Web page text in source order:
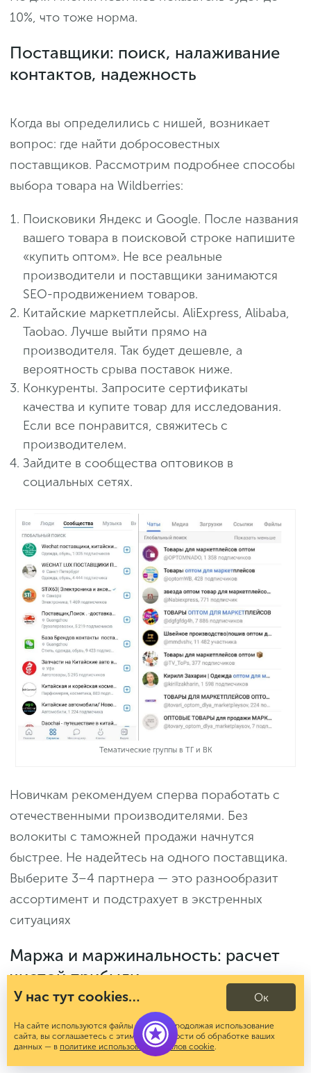
10%, что тоже норма.
Поставщики: поиск, налаживание
контактов, надежность
Когда вы определились с нишей, возникает
вопрос: где найти добросовестных
поставщиков. Рассмотрим подробнее способы
выбора товара на Wildberries:
Поисковики Яндекс и Google. После названия
вашего товара в поисковой строке напишите
«купить оптом». Не все реальные
производители и поставщики занимаются
SEO-продвижением товаров.
Китайские маркетплейсы. AliExpress, Alibaba,
Taobao. Лучше выйти прямо на
производителя. Так будет дешевле, а
вероятность срыва поставок ниже.
Конкуренты. Запросите сертификаты
качества и купите товар для исследования.
Если все понравится, свяжитесь с
производителем.
Зайдите в сообщества оптовиков в
социальных сетях.
Тематические группы в ТГ и ВК
Новичкам рекомендуем сперва поработать с
отечественными производителями. Без
волокиты с таможней продажи начнутся
быстрее. Не надейтесь на одного поставщика.
Выберите 3–4 партнера — это разнообразит
ассортимент и подстрахует в экстренных
ситуациях
Маржа и маржинальность: расчет
чистой прибыли
Расчет потенциальной прибыли начинается с
маржи. Вот формула ее вычисления:
У нас тут cookies…
На сайте используются файлы cookies. Продолжая использование
сайта, вы соглашаетесь с этим. Подробности об обработке ваших
данных — в политике использования файлов cookie.
Ок